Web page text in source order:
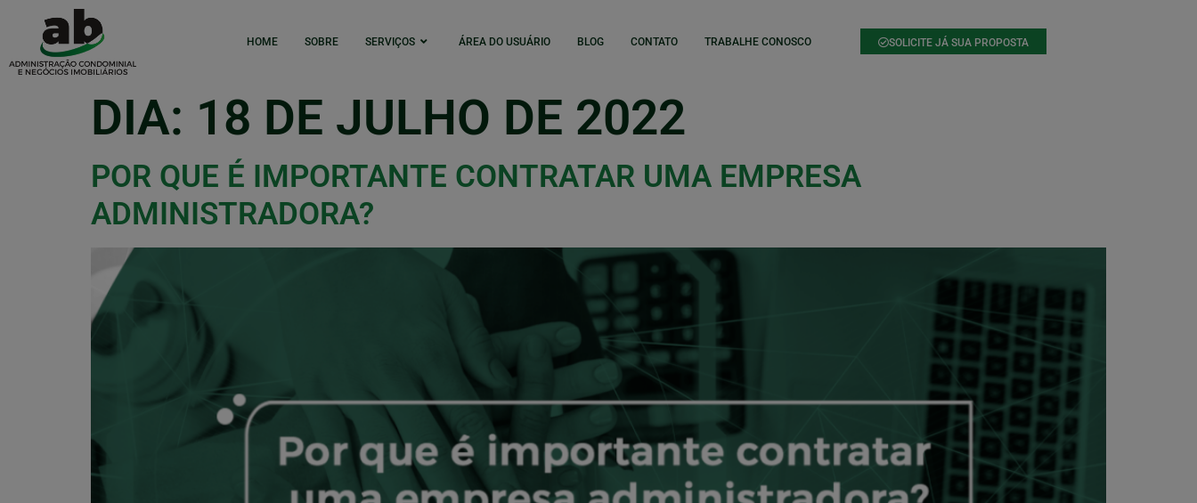
HOME SOBRE SERVIÇOS ÁREA DO USUÁRIO BLOG CONTATO TRABALHE CONOSCO SOLICITE JÁ SUA PROPOSTA
DIA: 18 DE JULHO DE 2022
POR QUE É IMPORTANTE CONTRATAR UMA EMPRESA
ADMINISTRADORA?